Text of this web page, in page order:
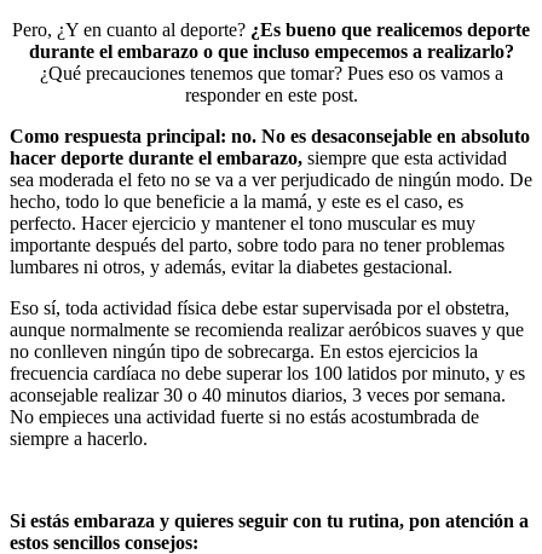
Pero, ¿Y en cuanto al deporte? ¿Es bueno que realicemos deporte
durante el embarazo o que incluso empecemos a realizarlo?
¿Qué precauciones tenemos que tomar? Pues eso os vamos a
responder en este post.
Como respuesta principal: no. No es desaconsejable en absoluto
hacer deporte durante el embarazo, siempre que esta actividad
sea moderada el feto no se va a ver perjudicado de ningún modo. De
hecho, todo lo que beneficie a la mamá, y este es el caso, es
perfecto. Hacer ejercicio y mantener el tono muscular es muy
importante después del parto, sobre todo para no tener problemas
lumbares ni otros, y además, evitar la diabetes gestacional.
Eso sí, toda actividad física debe estar supervisada por el obstetra,
aunque normalmente se recomienda realizar aeróbicos suaves y que
no conlleven ningún tipo de sobrecarga. En estos ejercicios la
frecuencia cardíaca no debe superar los 100 latidos por minuto, y es
aconsejable realizar 30 o 40 minutos diarios, 3 veces por semana.
No empieces una actividad fuerte si no estás acostumbrada de
siempre a hacerlo.
Si estás embaraza y quieres seguir con tu rutina, pon atención a
estos sencillos consejos: